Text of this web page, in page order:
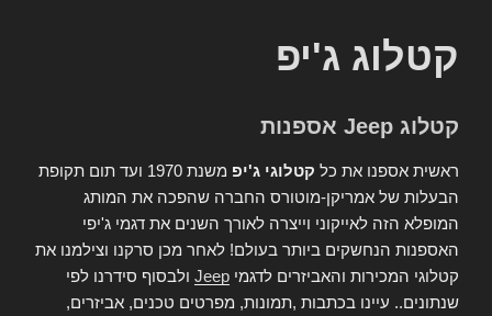
קטלוג ג'יפ
קטלוג Jeep אספנות
ראשית אספנו את כל קטלוגי ג'יפ
משנת 1970 ועד תום תקופת
הבעלות של אמריקן-מוטורס החברה שהפכה את המותג
המופלא הזה לאייקוני וייצרה לאורך השנים את דגמי ג'יפי
האספנות הנחשקים ביותר בעולם! לאחר מכן סרקנו וצילמנו את
קטלוגי המכירות והאביזרים לדגמי Jeep ולבסוף סידרנו לפי
שנתונים.. עיינו בכתבות ,תמונות, מפרטים טכנים, אביזרים,